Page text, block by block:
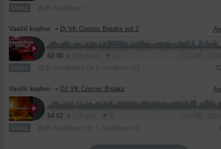
Микс В плейлист
Vasilii kuybor ➝ Dj VK Cosmic Breaks vol 2
60:00
Микс В плейлист (в 1 плейлисте)
Vasilii kuybor ➝ DJ VK Cosmic Breaks
54:02
Микс В плейлист (в 1 плейлисте)